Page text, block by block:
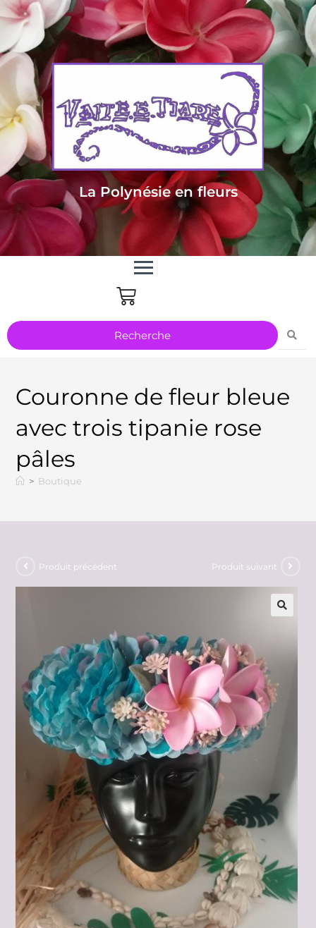
Livraison sous 24/48h en Métropole - Frais de livraison offert dès 85
euros d'achat en Métropole, dès 150 euros pour le reste du monde
La Polynésie en fleurs
Couronne de fleur bleue
avec trois tipanie rose
pâles
> Boutique
Produit précédent Produit suivant